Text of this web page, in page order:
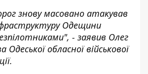
знову масовано атакував
Одещини
- заявив Олег
Одеської обласної військової